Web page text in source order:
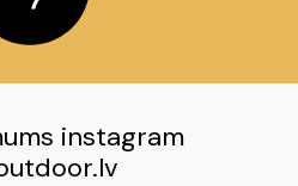
instagram